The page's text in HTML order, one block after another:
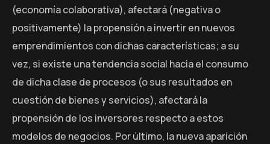
(economía colaborativa), afectará (negativa o
positivamente) la propensión a invertir en nuevos
emprendimientos con dichas características; a su
vez, si existe una tendencia social hacia el consumo
de dicha clase de procesos (o sus resultados en
cuestión de bienes y servicios), afectará la
propensión de los inversores respecto a estos
modelos de negocios. Por último, la nueva aparición